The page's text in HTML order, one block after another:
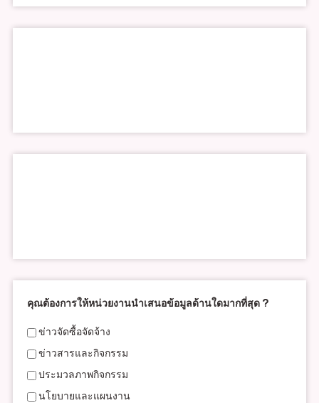
คุณต้องการให้หน่วยงานนำเสนอข้อมูลด้านใดมากที่สุด ?
ข่าวจัดซื้อจัดจ้าง
ข่าวสารและกิจกรรม
ประมวลภาพกิจกรรม
นโยบายและแผนงาน